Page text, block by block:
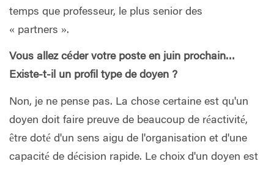
temps que professeur, le plus senior des
« partners ».
Vous allez céder votre poste en juin prochain…
Existe-t-il un profil type de doyen ?
Non, je ne pense pas. La chose certaine est qu'un
doyen doit faire preuve de beaucoup de réactivité,
être doté d'un sens aigu de l'organisation et d'une
capacité de décision rapide. Le choix d'un doyen est